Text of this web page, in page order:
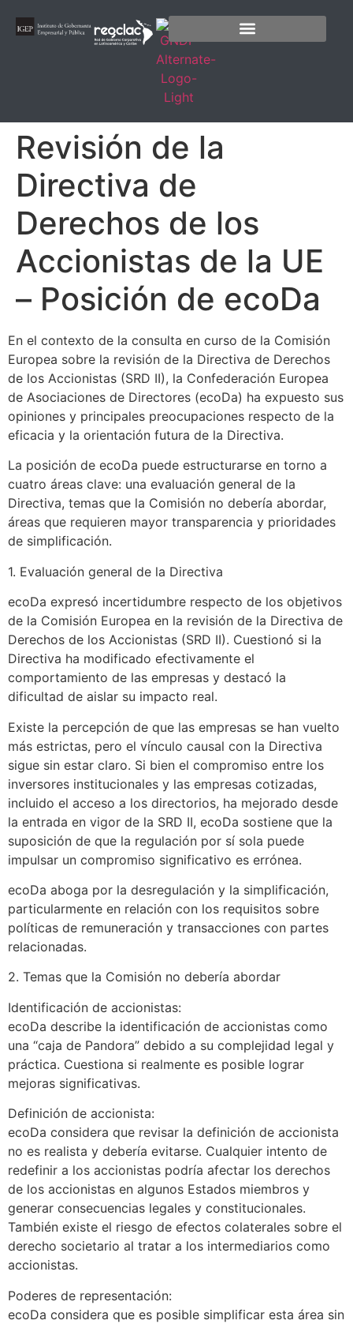
Revisión de la
Directiva de
Derechos de los
Accionistas de la UE
– Posición de ecoDa
En el contexto de la consulta en curso de la Comisión
Europea sobre la revisión de la Directiva de Derechos
de los Accionistas (SRD II), la Confederación Europea
de Asociaciones de Directores (ecoDa) ha expuesto sus
opiniones y principales preocupaciones respecto de la
eficacia y la orientación futura de la Directiva.
La posición de ecoDa puede estructurarse en torno a
cuatro áreas clave: una evaluación general de la
Directiva, temas que la Comisión no debería abordar,
áreas que requieren mayor transparencia y prioridades
de simplificación.
1. Evaluación general de la Directiva
ecoDa expresó incertidumbre respecto de los objetivos
de la Comisión Europea en la revisión de la Directiva de
Derechos de los Accionistas (SRD II). Cuestionó si la
Directiva ha modificado efectivamente el
comportamiento de las empresas y destacó la
dificultad de aislar su impacto real.
Existe la percepción de que las empresas se han vuelto
más estrictas, pero el vínculo causal con la Directiva
sigue sin estar claro. Si bien el compromiso entre los
inversores institucionales y las empresas cotizadas,
incluido el acceso a los directorios, ha mejorado desde
la entrada en vigor de la SRD II, ecoDa sostiene que la
suposición de que la regulación por sí sola puede
impulsar un compromiso significativo es errónea.
ecoDa aboga por la desregulación y la simplificación,
particularmente en relación con los requisitos sobre
políticas de remuneración y transacciones con partes
relacionadas.
2. Temas que la Comisión no debería abordar
Identificación de accionistas:
ecoDa describe la identificación de accionistas como
una “caja de Pandora” debido a su complejidad legal y
práctica. Cuestiona si realmente es posible lograr
mejoras significativas.
Definición de accionista:
ecoDa considera que revisar la definición de accionista
no es realista y debería evitarse. Cualquier intento de
redefinir a los accionistas podría afectar los derechos
de los accionistas en algunos Estados miembros y
generar consecuencias legales y constitucionales.
También existe el riesgo de efectos colaterales sobre el
derecho societario al tratar a los intermediarios como
accionistas.
Poderes de representación:
ecoDa considera que es posible simplificar esta área sin